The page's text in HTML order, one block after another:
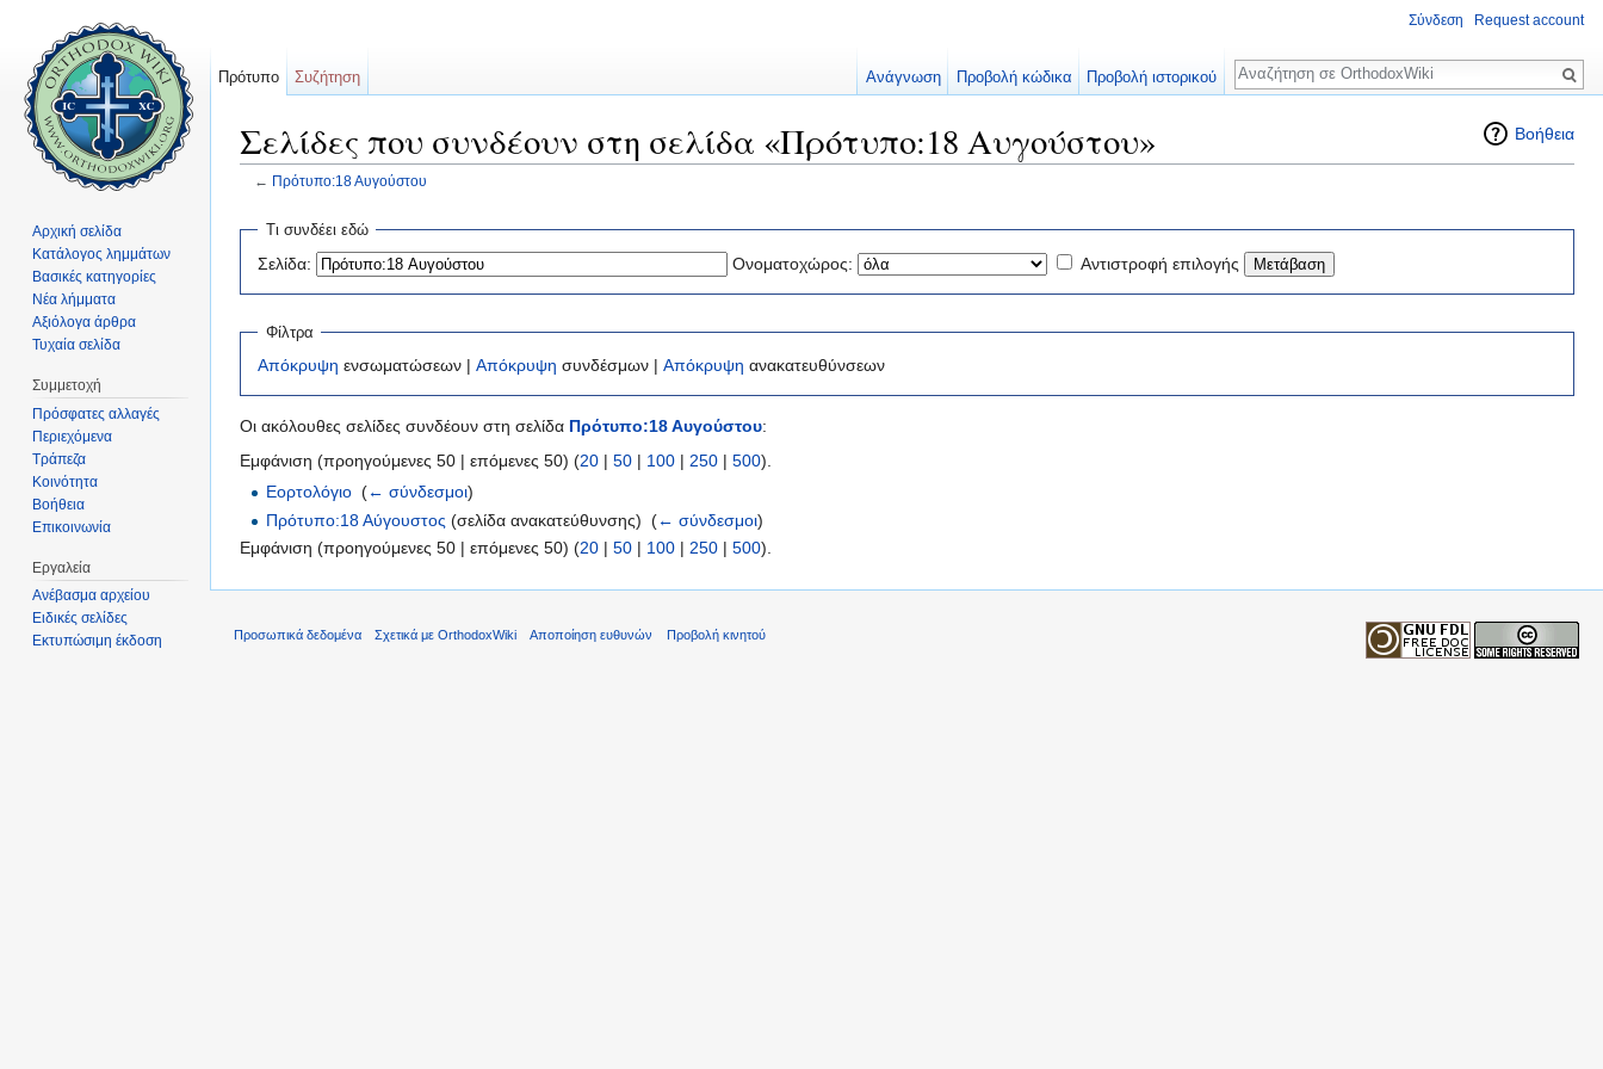
Βοήθεια
Σελίδες που συνδέουν στη σελίδα «Πρότυπο:18 Αυγούστου»
← Πρότυπο:18 Αυγούστου
Τι συνδέει εδώ
Σελίδα: Ονοματοχώρος: Αντιστροφή επιλογής
Φίλτρα
Απόκρυψη ενσωματώσεων | Απόκρυψη συνδέσμων | Απόκρυψη ανακατευθύνσεων
Οι ακόλουθες σελίδες συνδέουν στη σελίδα Πρότυπο:18 Αυγούστου:
Εμφάνιση (προηγούμενες 50 | επόμενες 50) (20 | 50 | 100 | 250 | 500).
Εορτολόγιο ‎(← σύνδεσμοι)
Πρότυπο:18 Αύγουστος (σελίδα ανακατεύθυνσης) ‎(← σύνδεσμοι)
Εμφάνιση (προηγούμενες 50 | επόμενες 50) (20 | 50 | 100 | 250 | 500).
Σύνδεση Request account
Πρότυπο Συζήτηση Ανάγνωση Προβολή κώδικα Προβολή ιστορικού
Αναζήτηση
Αρχική σελίδα
Κατάλογος λημμάτων
Βασικές κατηγορίες
Νέα λήμματα
Αξιόλογα άρθρα
Τυχαία σελίδα
Συμμετοχή
Πρόσφατες αλλαγές
Περιεχόμενα
Τράπεζα
Κοινότητα
Βοήθεια
Επικοινωνία
Εργαλεία
Ανέβασμα αρχείου
Ειδικές σελίδες
Εκτυπώσιμη έκδοση
Προσωπικά δεδομένα Σχετικά με OrthodoxWiki Αποποίηση ευθυνών Προβολή κινητού